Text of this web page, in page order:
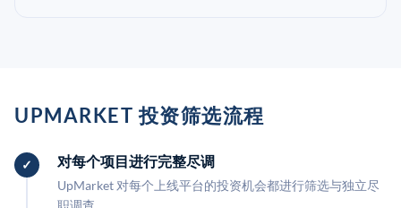
UPMARKET 投资筛选流程
对每个项目进行完整尽调
UpMarket 对每个上线平台的投资机会都进行筛选与独立尽
职调查。